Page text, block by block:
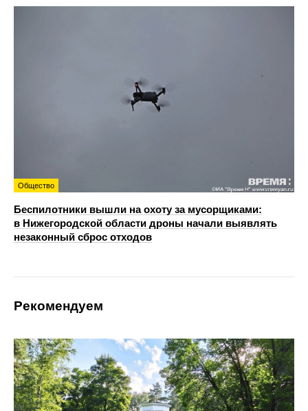
Общество
Беспилотники вышли на охоту за мусорщиками:
в Нижегородской области дроны начали выявлять
незаконный сброс отходов
Рекомендуем